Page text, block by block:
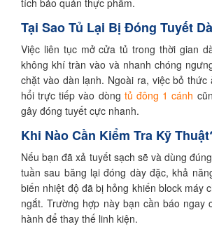
Tại Sao Tủ Lại Bị Đóng Tuyết
Việc liên tục mở cửa tủ trong thời gian
không khí tràn vào và nhanh chóng
chặt vào dàn lạnh. Ngoài ra, việc bỏ thức
hổi trực tiếp vào dòng tủ đông 1 cánh
gây đóng tuyết cực nhanh.
Khi Nào Cần Kiểm Tra Kỹ
Nếu bạn đã xả tuyết sạch sẽ và dùng
tuần sau băng lại đóng dày đặc, khả
biến nhiệt độ đã bị hỏng khiến block máy
ngắt. Trường hợp này bạn cần báo ngay
hành để thay thế linh kiện.